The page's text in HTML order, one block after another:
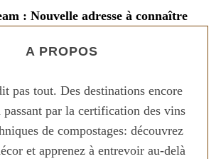
: Nouvelle adresse à connaître
A PROPOS
pas tout. Des destinations encore
passant par la certification des vins
de compostages: découvrez
et apprenez à entrevoir au-delà